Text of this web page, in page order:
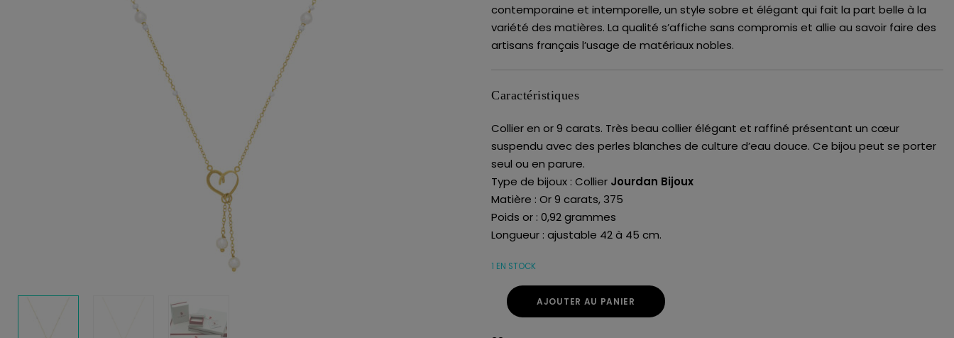
contemporaine et intemporelle, un style sobre et élégant qui fait la part belle à la
variété des matières. La qualité s’affiche sans compromis et allie au savoir faire des
artisans français l’usage de matériaux nobles.
Caractéristiques
Collier en or 9 carats. Très beau collier élégant et raffiné présentant un cœur
suspendu avec des perles blanches de culture d’eau douce. Ce bijou peut se porter
seul ou en parure.
Type de bijoux : Collier Jourdan Bijoux
Matière : Or 9 carats, 375
Poids or : 0,92 grammes
Longueur : ajustable 42 à 45 cm.
1 EN STOCK
AJOUTER AU PANIER